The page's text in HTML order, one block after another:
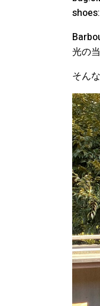
光の
そん